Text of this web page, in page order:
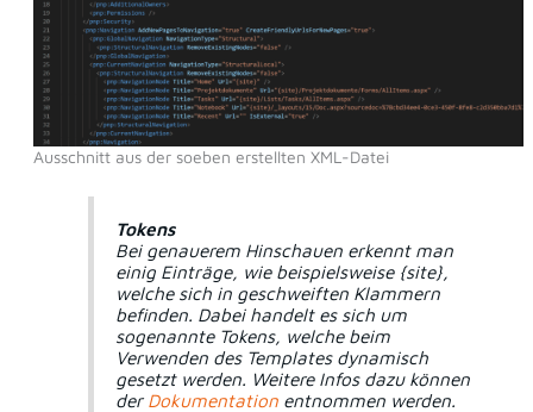
Ausschnitt aus der soeben erstellten XML-Datei
Tokens
Bei genauerem Hinschauen erkennt man
einig Einträge, wie beispielsweise {site},
welche sich in geschweiften Klammern
befinden. Dabei handelt es sich um
sogenannte Tokens, welche beim
Verwenden des Templates dynamisch
gesetzt werden. Weitere Infos dazu können
der Dokumentation entnommen werden.